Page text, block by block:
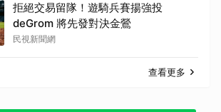
拒絕交易留隊！遊騎兵賽揚強投
deGrom 將先發對決金鶯
民視新聞網
查看更多